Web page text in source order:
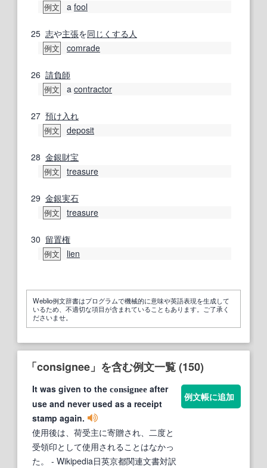
例文 a fool
25 志や主張を同じくする 人
例文 comrade
26 請負師
例文 a contractor
27 預け入れ
例文 deposit
28 金銀財宝
例文 treasure
29 金銀実石
例文 treasure
30 留置権
例文 lien
Weblio例文辞書はプログラムで機械的に意味や英語表現を生成して
いるため、不適切な項目が含まれていることもあります。ご了承く
ださいませ。
「consignee」を含む例文一覧 (150)
It was given to the consignee after
use and never used as a receipt
stamp again.
使用後は、荷受主に寄贈され、二度と
受領印として使用されることはなかっ
た。
- Wikipedia日英京都関連文書対訳
例文帳に追加